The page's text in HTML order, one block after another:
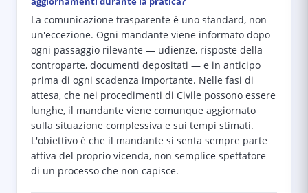
La comunicazione trasparente è uno standard, non
un'eccezione. Ogni mandante viene informato dopo
ogni passaggio rilevante — udienze, risposte della
controparte, documenti depositati — e in anticipo
prima di ogni scadenza importante. Nelle fasi di
attesa, che nei procedimenti di Civile possono essere
lunghe, il mandante viene comunque aggiornato
sulla situazione complessiva e sui tempi stimati.
L'obiettivo è che il mandante si senta sempre parte
attiva del proprio vicenda, non semplice spettatore
di un processo che non capisce.